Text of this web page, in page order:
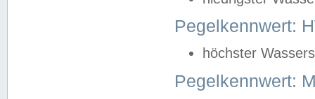
Pegelkennwert:
höchster
Pegelkennwert: